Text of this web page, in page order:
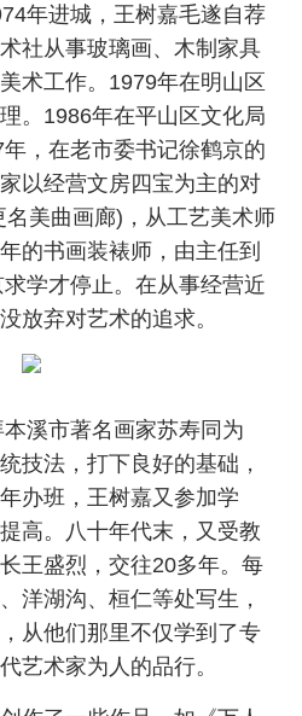
年进城，王树嘉毛遂自荐
社从事玻璃画、木制家具
术工作。1979年在明山区
。1986年在平山区文化局
，在老市委书记徐鹤京的
以经营文房四宝为主的对
美曲画廊)，从工艺美术师
的书画装裱师，由主任到
学才停止。在从事经营近
放弃对艺术的追求。
溪市著名画家苏寿同为
技法，打下良好的基础，
办班，王树嘉又参加学
高。八十年代末，又受教
王盛烈，交往20多年。每
洋湖沟、桓仁等处写生，
从他们那里不仅学到了专
艺术家为人的品行。